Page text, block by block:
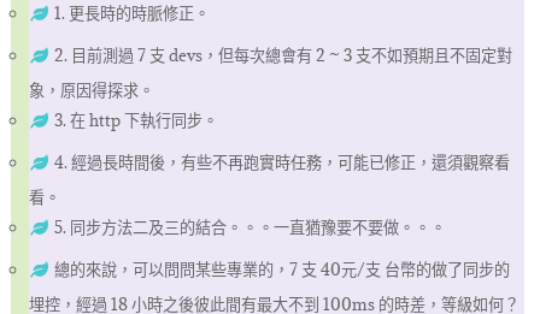
1. 更長時的時脈修正。
2. 目前測過 7 支 devs，但每次總會有 2 ~ 3 支不如預期且不固定對
象，原因得探求。
3. 在 http 下執行同步。
4. 經過長時間後，有些不再跑實時任務，可能已修正，還須觀察看
看。
5. 同步方法二及三的結合。。。一直猶豫要不要做。。。
總的來說，可以問問某些專業的，7 支 40元/支 台幣的做了同步的
埋控，經過 18 小時之後彼此間有最大不到 100ms 的時差，等級如何？